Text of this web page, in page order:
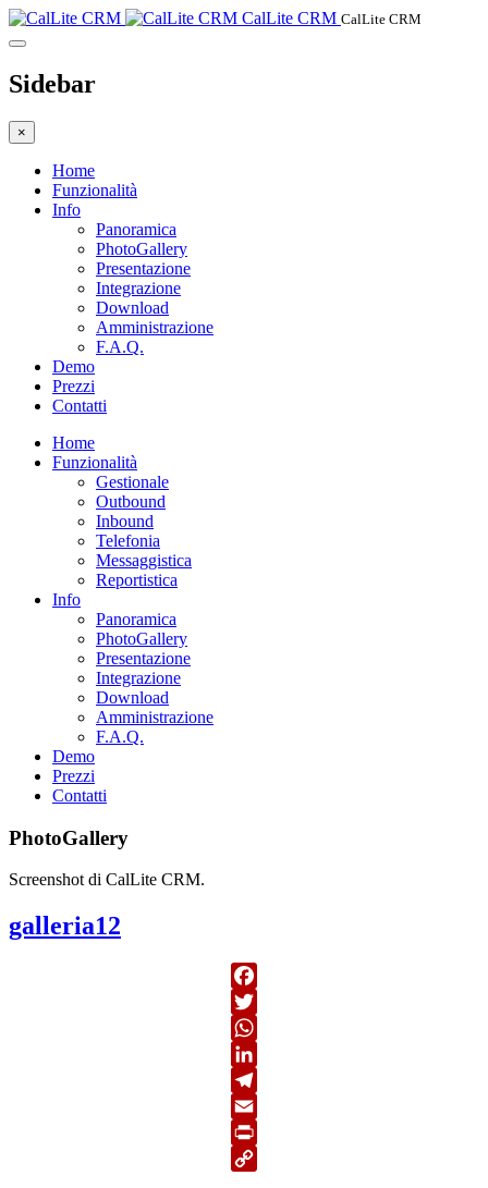
CalLite CRM CalLite CRM
Sidebar
×
Home
Funzionalità
Info
Panoramica
PhotoGallery
Presentazione
Integrazione
Download
Amministrazione
F.A.Q.
Demo
Prezzi
Contatti
Home
Funzionalità
Gestionale
Outbound
Inbound
Telefonia
Messaggistica
Reportistica
Info
Panoramica
PhotoGallery
Presentazione
Integrazione
Download
Amministrazione
F.A.Q.
Demo
Prezzi
Contatti
PhotoGallery
Screenshot di CalLite CRM.
galleria12
Facebook
Twitter
WhatsApp
LinkedIn
Telegram
Email
Print